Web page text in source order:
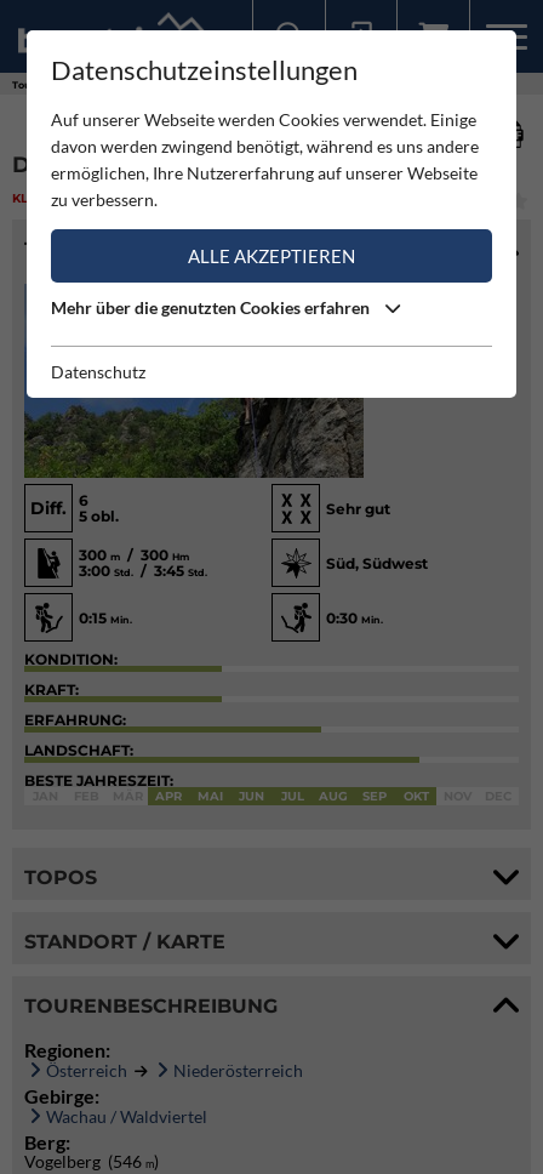
Touren
DONNA ROSSA - WACHAU
KLETTERN MITTEL
TOURENINFO
Diff.
6
5 obl.
Sehr gut
300 m / 300 Hm
3:00 Std. / 3:45 Std.
Süd, Südwest
0:15 Min. 0:30 Min.
KONDITION:
KRAFT:
ERFAHRUNG:
LANDSCHAFT:
BESTE JAHRESZEIT:
APR MAI JUN JUL AUG SEP OKT
TOPOS
STANDORT / KARTE
TOURENBESCHREIBUNG
Regionen:
Österreich Niederösterreich
Gebirge:
Wachau / Waldviertel
Berg:
Vogelberg (546 m)
Datenschutzeinstellungen
Auf unserer Webseite werden Cookies verwendet. Einige
davon werden zwingend benötigt, während es uns andere
ermöglichen, Ihre Nutzererfahrung auf unserer Webseite
zu verbessern.
ALLE AKZEPTIEREN
Mehr über die genutzten Cookies erfahren
Datenschutz